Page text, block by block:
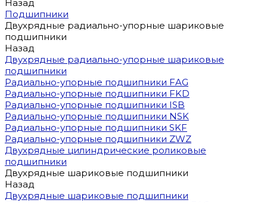
Назад
Подшипники
Двухрядные радиально-упорные шариковые
подшипники
Назад
Двухрядные радиально-упорные шариковые
подшипники
Радиально-упорные подшипники FAG
Радиально-упорные подшипники FKD
Радиально-упорные подшипники ISB
Радиально-упорные подшипники NSK
Радиально-упорные подшипники SKF
Радиально-упорные подшипники ZWZ
Двухрядные цилиндрические роликовые
подшипники
Двухрядные шариковые подшипники
Назад
Двухрядные шариковые подшипники